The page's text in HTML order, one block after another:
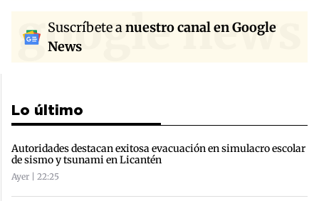
google news
Suscríbete anuestro canal en Google
News
Lo último
Autoridades destacan exitosa evacuación en simulacro escolar
de sismo y tsunami en Licantén
Ayer | 22:25